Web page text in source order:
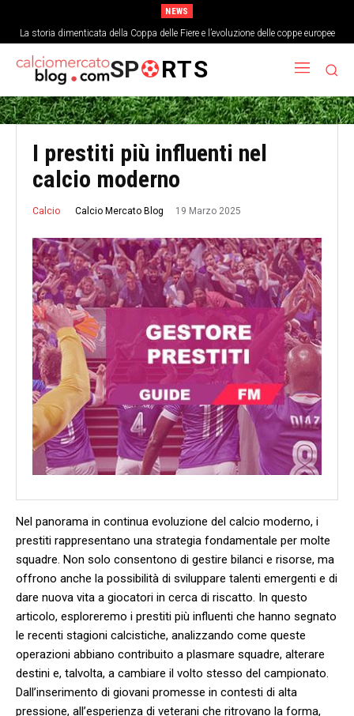
NEWS
La storia dimenticata della Coppa delle Fiere e l’evoluzione delle coppe europee
SP RTS
I prestiti più influenti nel
calcio moderno
Calcio Calcio Mercato Blog 19 Marzo 2025
Nel panorama in continua evoluzione del calcio moderno, i
prestiti rappresentano una strategia fondamentale per ⁢molte​
squadre.​ Non solo consentono⁣ di gestire bilanci e risorse, ma ​
offrono anche la⁣ possibilità‌ di sviluppare talenti ⁤emergenti e di
​dare ⁣nuova vita a giocatori​ in cerca di riscatto. In questo
articolo, esploreremo i prestiti più influenti che ‌hanno segnato
le recenti stagioni calcistiche, analizzando​ come queste
operazioni abbiano contribuito a plasmare squadre, alterare
destini e, talvolta, ⁢a cambiare il‌ volto stesso del campionato.
Dall’inserimento di giovani promesse⁣ in contesti di alta
pressione, all’esperienza di veterani​ che ritrovano la forma,